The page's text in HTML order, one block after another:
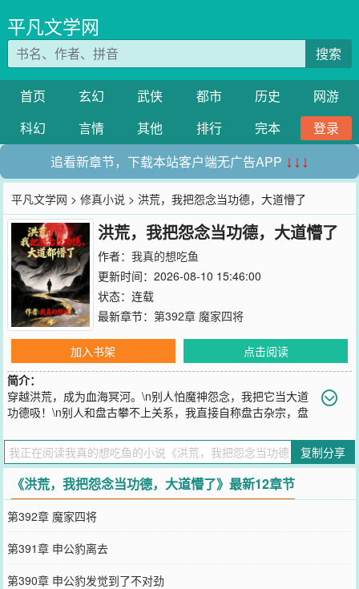
平凡文学网
搜索
首页 玄幻 武侠 都市 历史
网游
科幻
言情 其他 排行 完本
登录
追看新章节，下载本站客户端无广告APP ↓↓↓
平凡文学网 >修真小说 > 洪荒，我把怨念当功德，大道懵了
洪荒，我把怨念当功德，大道懵了
作者： 我真的想吃鱼
更新时间：2026-08-10 15:46:00
状态：连载
最新章节： 第392章 魔家四将
加入书架
点击阅读
简介：
穿越洪荒，成为血海冥河。\n别人怕魔神怨念，我把它当大道
功德吸！\n别人和盘古攀不上关系，我直接自称盘古杂宗，盘
玉髓，大道偷偷给我加气运！\n坐拥方丈仙岛，统御亿万血神子！冥
河：盘古杂宗冥河，谢父神垂爱！\n盘古：……你再喊杂宗，老子劈
死你！\n大道：这真不是大道功德，求你别乱说了！\n鸿钧：道友以
身扛洪荒罪孽，鸿钧自愧不如！\n冥河：我真不是挂壁，我只是天定
主角！\n大道：……你开心就好，别把洪荒炸了就行。
您要是觉得《洪荒，我把怨念当功德，大道懵了
忘记向您QQ群和微博微信里的朋友推荐哦！
复制分享
《洪荒，我把怨念当功德，大道懵了》最新12章节
第392章 魔家四将
第391章 申公豹离去
第390章 申公豹发觉到了不对劲